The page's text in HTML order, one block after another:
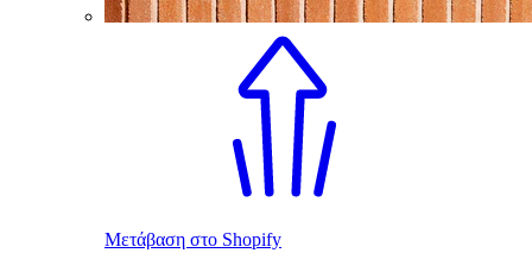
Μετάβαση στο Shopify